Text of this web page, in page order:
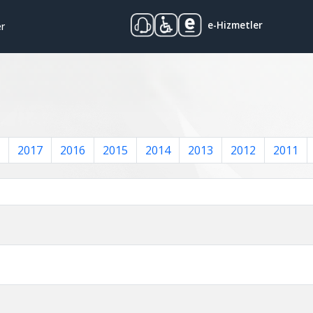
e-Hizmetler
2017 2016 2015 2014 2013 2012 2011